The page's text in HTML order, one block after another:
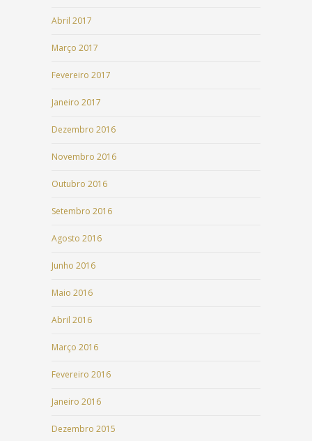
Abril 2017
Março 2017
Fevereiro 2017
Janeiro 2017
Dezembro 2016
Novembro 2016
Outubro 2016
Setembro 2016
Agosto 2016
Junho 2016
Maio 2016
Abril 2016
Março 2016
Fevereiro 2016
Janeiro 2016
Dezembro 2015